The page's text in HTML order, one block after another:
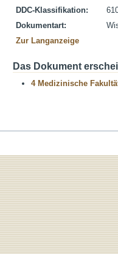
DDC-Klassifikation:
Dokumentart:
Zur Langanzeige
Das Dokument
4 Medizinische